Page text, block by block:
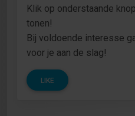
Klik op onderstaande
tonen!
Bij voldoende interesse
voor je aan de slag!
LIKE